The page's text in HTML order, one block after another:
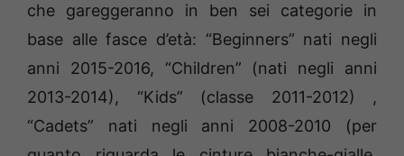
che gareggeranno in ben sei categorie in
base alle fasce d’età: “Beginners” nati negli
anni 2015-2016, “Children” (nati negli anni
2013-2014), “Kids” (classe 2011-2012) ,
“Cadets” nati negli anni 2008-2010 (per